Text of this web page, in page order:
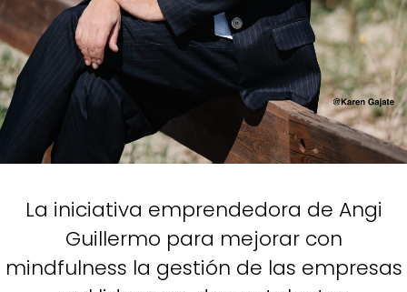
La iniciativa emprendedora de Angi
Guillermo para mejorar con
mindfulness la gestión de las empresas